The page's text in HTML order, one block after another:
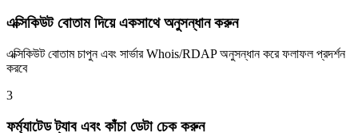
এক্সিকিউট বোতাম দিয়ে একসাথে অনুসন্ধান করুন
এক্সিকিউট বোতাম চাপুন এবং সার্ভার Whois/RDAP অনুসন্ধান করে ফলাফল প্রদর্শন
করবে
3
ফর্ম্যাটেড ট্যাব এবং কাঁচা ডেটা চেক করুন